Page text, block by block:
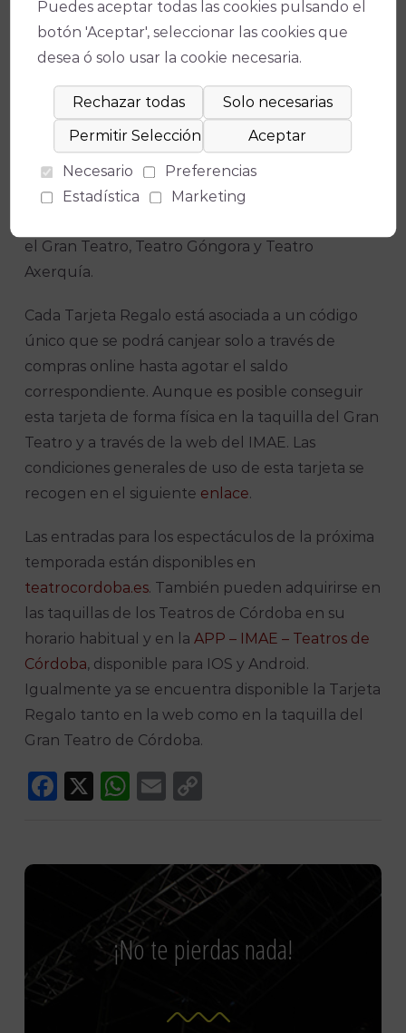
En las últimas semanas se ha estrenado la nueva
Tarjeta Regalo, una oportunidad perfecta para
regalar en estas fechas tan señaladas a los más
apasionados de la cultura. Esta tarjeta se puede
adquirir por 30€, 50€ y 100€, unas cantidades
canjeables solo en compras online por entradas
para los espectáculos programados por el
el Gran Teatro, Teatro Góngora y Teatro
Axerquía.
Cada Tarjeta Regalo está asociada a un código
único que se podrá canjear solo a través de
compras online hasta agotar el saldo
correspondiente. Aunque es posible conseguir
esta tarjeta de forma física en la taquilla del Gran
Teatro y a través de la web del IMAE. Las
condiciones generales de uso de esta tarjeta se
recogen en el siguiente enlace.
Las entradas para los espectáculos de la próxima
temporada están disponibles en
teatrocordoba.es. También pueden adquirirse en
las taquillas de los Teatros de Córdoba en su
horario habitual y en laAPP – IMAE – Teatros de
Córdoba, disponible para IOS y Android.
Igualmente ya se encuentra disponible la Tarjeta
Regalo tanto en la web como en la taquilla del
Gran Teatro de Córdoba.
Facebook
X WhatsApp
Email
¡No te pierdas nada!
Puedes aceptar todas las cookies pulsando el
botón 'Aceptar', seleccionar las cookies que
desea ó solo usar la cookie necesaria.
Necesario
Preferencias
Estadística
Marketing